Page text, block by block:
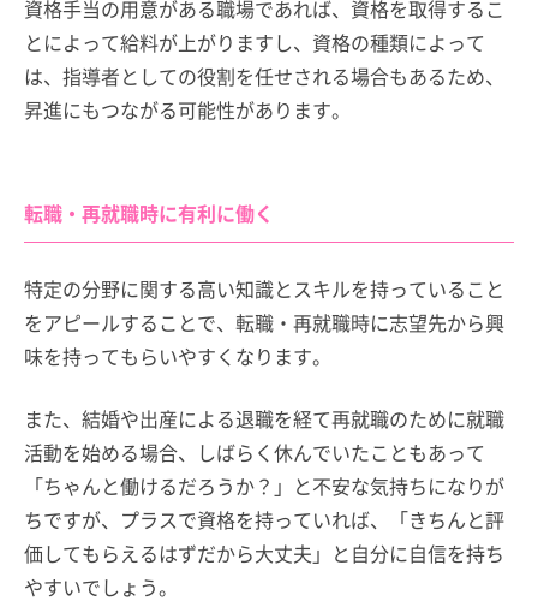
資格手当の用意がある職場であれば、資格を取得するこ
とによって給料が上がりますし、資格の種類によって
は、指導者としての役割を任せされる場合もあるため、
昇進にもつながる可能性があります。
転職・再就職時に有利に働く
特定の分野に関する高い知識とスキルを持っていること
をアピールすることで、転職・再就職時に志望先から興
味を持ってもらいやすくなります。
また、結婚や出産による退職を経て再就職のために就職
活動を始める場合、しばらく休んでいたこともあって
「ちゃんと働けるだろうか？」と不安な気持ちになりが
ちですが、プラスで資格を持っていれば、「きちんと評
価してもらえるはずだから大丈夫」と自分に自信を持ち
やすいでしょう。